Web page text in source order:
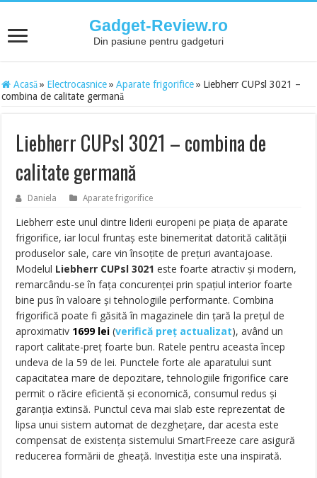
Gadget-Review.ro
Din pasiune pentru gadgeturi
Acasă » Electrocasnice » Aparate frigorifice » Liebherr CUPsl 3021 –
combina de calitate germană
Liebherr CUPsl 3021 – combina de
calitate germană
Daniela Aparate frigorifice
Liebherr este unul dintre liderii europeni pe piața de aparate
frigorifice, iar locul fruntaș este binemeritat datorită calității
produselor sale, care vin însoțite de prețuri avantajoase.
Modelul Liebherr CUPsl 3021este foarte atractiv și modern,
remarcându-se în fața concurenței prin spațiul interior foarte
bine pus în valoare și tehnologiile performante. Combina
frigorifică poate fi găsită în magazinele din țară la prețul de
aproximativ 1699 lei (verifică preț actualizat), având un
raport calitate-preț foarte bun. Ratele pentru aceasta încep
undeva de la 59 de lei. Punctele forte ale aparatului sunt
capacitatea mare de depozitare, tehnologiile frigorifice care
permit o răcire eficientă și economică, consumul redus și
garanția extinsă. Punctul ceva mai slab este reprezentat de
lipsa unui sistem automat de dezghețare, dar acesta este
compensat de existența sistemului SmartFreeze care asigură
reducerea formării de gheață. Investiția este una inspirată.